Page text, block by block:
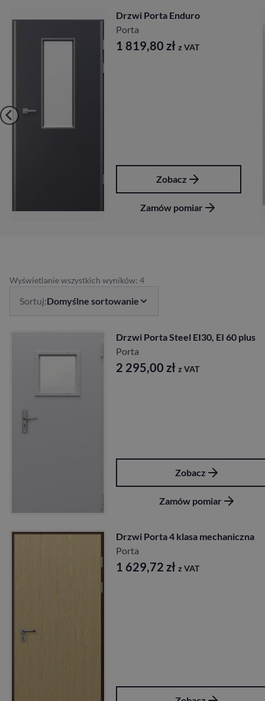
Drzwi Porta Enduro
Porta
1 819,80 zł z VAT
Zobacz
Zamów pomiar
Wyświetlanie wszystkich wyników: 4
Sortuj:Domyślne sortowanie
Drzwi Porta Steel EI30, EI 60 plus
Porta
2 295,00 zł z VAT
Zobacz
Zamów pomiar
Drzwi Porta 4 klasa mechaniczna
Porta
1 629,72 zł z VAT